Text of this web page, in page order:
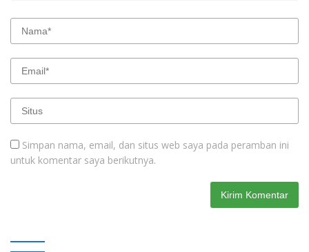
Simpan nama, email, dan situs web saya pada peramban ini
untuk komentar saya berikutnya.